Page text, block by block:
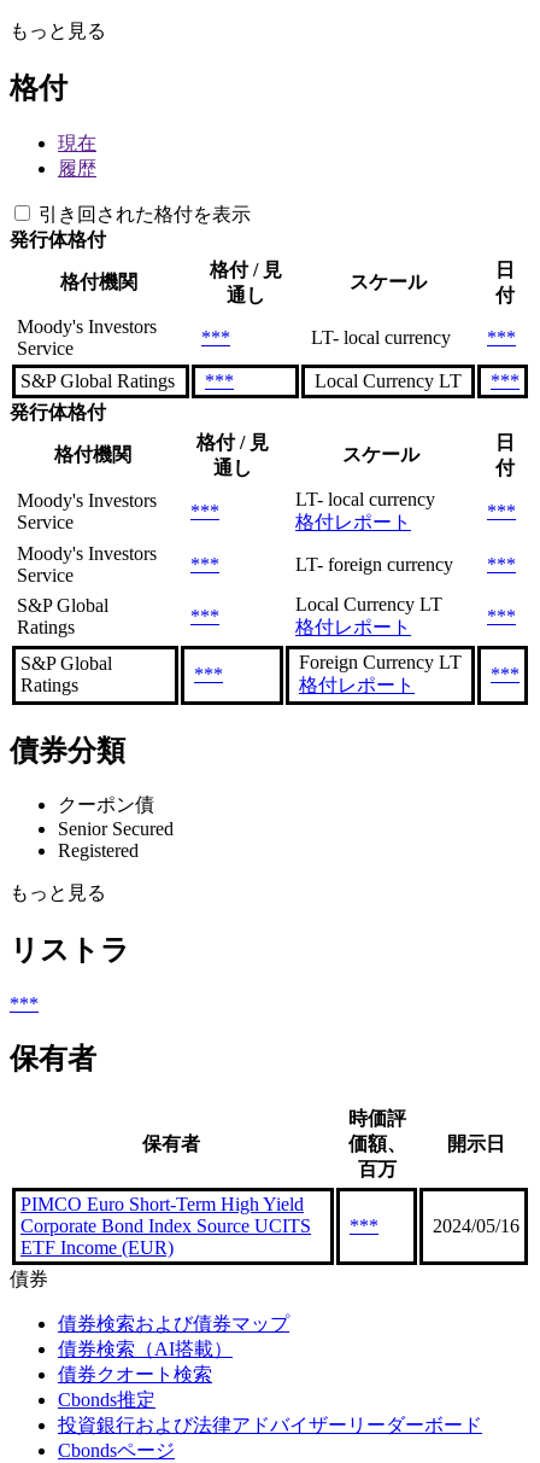
もっと見る
格付
現在
履歴
引き回された格付を表示
発行体格付
格付機関
格付 / 見
通し
スケール
日
付
Moody's Investors
Service
*** LT- local currency ***
S&P Global Ratings *** Local Currency LT
***
発行体格付
格付機関
格付 / 見
通し
スケール
日
付
Moody's Investors
Service
***
LT- local currency
格付レポート
***
Moody's Investors
Service
*** LT- foreign currency
***
S&P Global
Ratings
***
Local Currency LT
格付レポート
***
S&P Global
Ratings
***
Foreign Currency LT
格付レポート
***
債券分類
クーポン債
Senior Secured
Registered
もっと見る
リストラ
***
保有者
保有者
時価評
価額、
百万
開示日
PIMCO Euro Short-Term High Yield
Corporate Bond Index Source UCITS
ETF Income (EUR)
*** 2024/05/16
債券
債券検索および債券マップ
債券検索（AI搭載）
債券クオート検索
Cbonds推定
投資銀行および法律アドバイザーリーダーボード
Cbondsページ